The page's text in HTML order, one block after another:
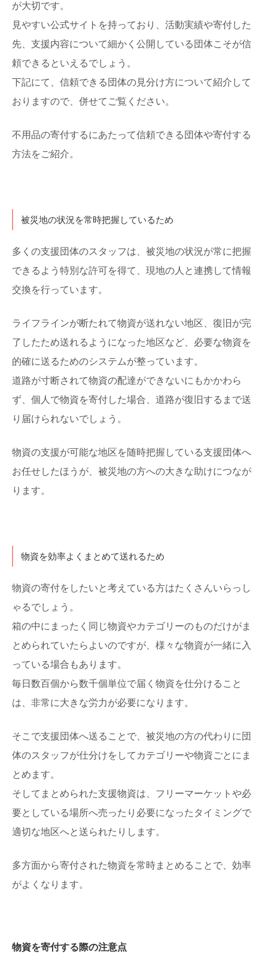
が大切です。
見やすい公式サイトを持っており、活動実績や寄付した
先、支援内容について細かく公開している団体こそが信
頼できるといえるでしょう。
下記にて、信頼できる団体の見分け方について紹介して
おりますので、併せてご覧ください。
不用品の寄付するにあたって信頼できる団体や寄付する
方法をご紹介。
被災地の状況を常時把握しているため
多くの支援団体のスタッフは、被災地の状況が常に把握
できるよう特別な許可を得て、現地の人と連携して情報
交換を行っています。
ライフラインが断たれて物資が送れない地区、復旧が完
了したため送れるようになった地区など、必要な物資を
的確に送るためのシステムが整っています。
道路が寸断されて物資の配達ができないにもかかわら
ず、個人で物資を寄付した場合、道路が復旧するまで送
り届けられないでしょう。
物資の支援が可能な地区を随時把握している支援団体へ
お任せしたほうが、被災地の方への大きな助けにつなが
ります。
物資を効率よくまとめて送れるため
物資の寄付をしたいと考えている方はたくさんいらっし
ゃるでしょう。
箱の中にまったく同じ物資やカテゴリーのものだけがま
とめられていたらよいのですが、様々な物資が一緒に入
っている場合もあります。
毎日数百個から数千個単位で届く物資を仕分けること
は、非常に大きな労力が必要になります。
そこで支援団体へ送ることで、被災地の方の代わりに団
体のスタッフが仕分けをしてカテゴリーや物資ごとにま
とめます。
そしてまとめられた支援物資は、フリーマーケットや必
要としている場所へ売ったり必要になったタイミングで
適切な地区へと送られたりします。
多方面から寄付された物資を常時まとめることで、効率
がよくなります。
物資を寄付する際の注意点